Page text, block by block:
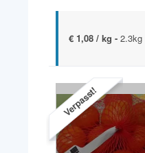
€ 1,08 / kg - 2.3kg
Verpasst!